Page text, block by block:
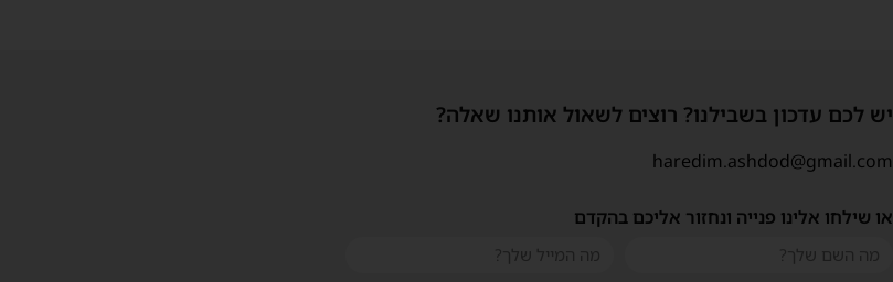
יש לכם עדכון בשבילנו? רוצים לשאול אותנו שאלה?
haredim.ashdod@gmail.com
או שילחו אלינו פנייה ונחזור אליכם בהקדם